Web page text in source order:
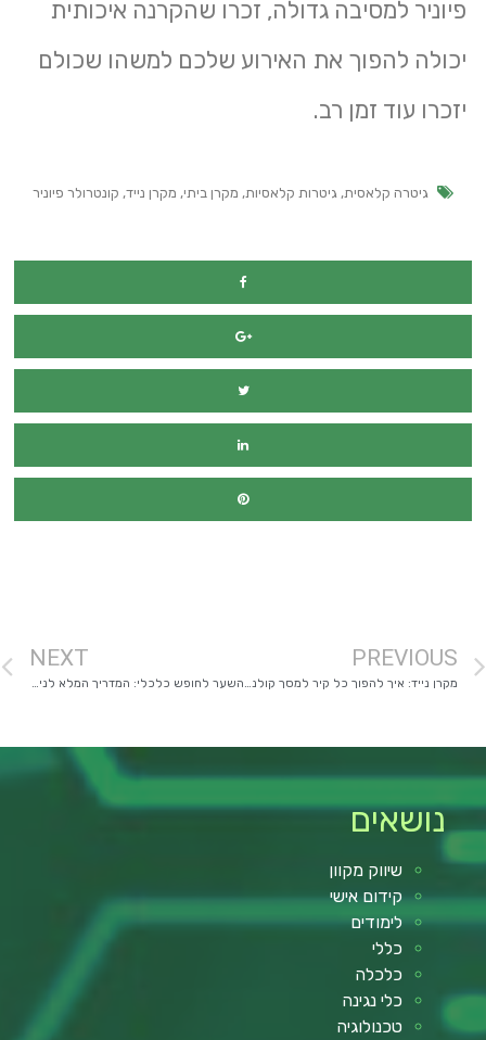
פיוניר למסיבה גדולה, זכרו שהקרנה איכותית
יכולה להפוך את האירוע שלכם למשהו שכולם
יזכרו עוד זמן רב.
גיטרה קלאסית,גיטרות קלאסיות,מקרן ביתי,מקרן נייד,קונטרולר פיוניר
PREVIOUS
מקרן נייד: איך להפוך כל קיר למסך קולנוע ענק בלחיצת כפתור
NEXT
השער לחופש כלכלי: המדריך המלא לניהול דירוג אשראי אישי והשגת תנאי מימון חלומיים
נושאים
שיווק מקוון
קידום אישי
לימודים
כללי
כלכלה
כלי נגינה
טכנולוגיה